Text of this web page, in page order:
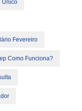
Único
Fevereiro
Como Funciona?